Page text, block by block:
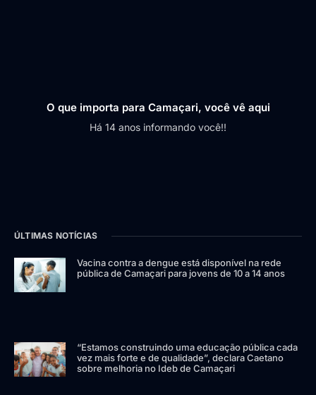
O que importa para Camaçari, você vê aqui
Há 14 anos informando você!!
ÚLTIMAS NOTÍCIAS
Vacina contra a dengue está disponível na rede
pública de Camaçari para jovens de 10 a 14 anos
“Estamos construindo uma educação pública cada
vez mais forte e de qualidade”, declara Caetano
sobre melhoria no Ideb de Camaçari